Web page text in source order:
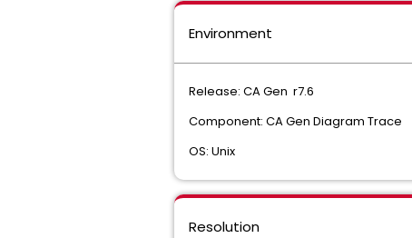
Environment
Release: CA Gen r7.6
Component: CA Gen Diagram Trace
OS: Unix
Resolution